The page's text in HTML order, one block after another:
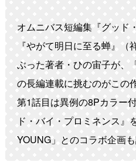
オムニバス短編集『グッド
『やがて明日に至る蝉』
ぶった著者・ひの宙子が、
の長編連載に挑むのがこの
第1話目は異例の8Pカラー
ド・バイ・プロミネンス』
YOUNG」とのコラボ企画も